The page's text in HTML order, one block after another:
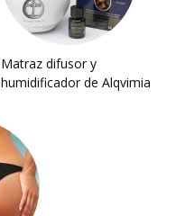
Matraz difusor y
humidificador de Alqvimia